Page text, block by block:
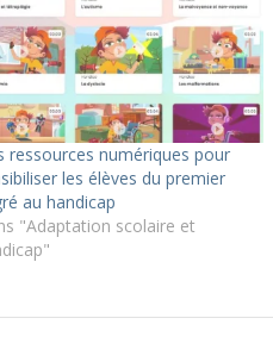
ressources numériques pour
les élèves du premier
au handicap
"Adaptation scolaire et